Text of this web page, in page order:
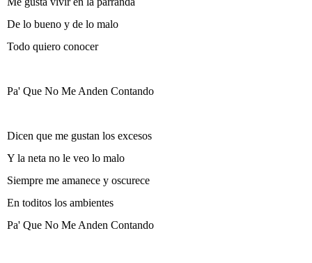
De lo bueno y de lo malo
Todo quiero conocer
Pa' Que No Me Anden Contando
Dicen que me gustan los excesos
Y la neta no le veo lo malo
Siempre me amanece y oscurece
En toditos los ambientes
Pa' Que No Me Anden Contando